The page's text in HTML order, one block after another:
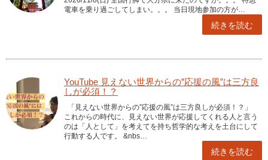
電車を乗り過ごしてしまい。。。 当日現地参加の方が…
続きを読む
YouTube 見えない世界からの”応援の風”は三方良
しが必須！？
「見えない世界からの”応援の風”は三方良しが必須！？」
これからの時代に、見えない世界が応援してくれる人と言う
のは「人として」を考えてを持ち哲学的な考えを土台にして
行動する人です。 &nbs…
続きを読む